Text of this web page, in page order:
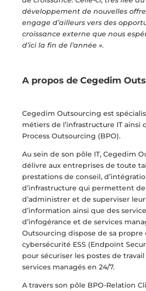
développement de nouvelles
engage d’ailleurs vers des
croissance externe que nous
d’ici la fin de l’année ».
A propos de Cegedim
Cegedim Outsourcing est
métiers de l’infrastructure IT ainsi
Process Outsourcing (BPO).
Au sein de son pôle IT, Cegedim
délivre aux entreprises de toute
prestations de conseil,
d’infrastructure qui permettent de
d’administrer et de superviser
d’information ainsi que des
d’infogérance et de services
Outsourcing dispose de sa propre
cybersécurité ESS (Endpoint
pour sécuriser les postes de
services managés en 24/7.
A travers son pôle BPO-Relation